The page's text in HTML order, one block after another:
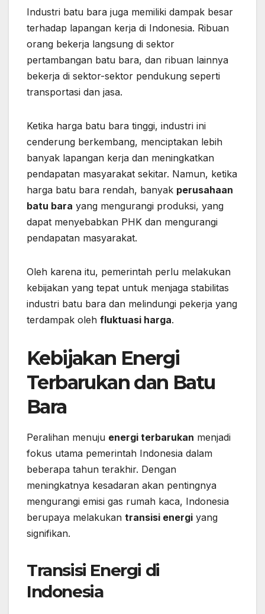
Industri batu bara juga memiliki dampak besar
terhadap lapangan kerja di Indonesia. Ribuan
orang bekerja langsung di sektor
pertambangan batu bara, dan ribuan lainnya
bekerja di sektor-sektor pendukung seperti
transportasi dan jasa.
Ketika harga batu bara tinggi, industri ini
cenderung berkembang, menciptakan lebih
banyak lapangan kerja dan meningkatkan
pendapatan masyarakat sekitar. Namun, ketika
harga batu bara rendah, banyak perusahaan
batu bara yang mengurangi produksi, yang
dapat menyebabkan PHK dan mengurangi
pendapatan masyarakat.
Oleh karena itu, pemerintah perlu melakukan
kebijakan yang tepat untuk menjaga stabilitas
industri batu bara dan melindungi pekerja yang
terdampak oleh fluktuasi harga.
Kebijakan Energi
Terbarukan dan Batu
Bara
Peralihan menuju energi terbarukan menjadi
fokus utama pemerintah Indonesia dalam
beberapa tahun terakhir. Dengan
meningkatnya kesadaran akan pentingnya
mengurangi emisi gas rumah kaca, Indonesia
berupaya melakukan transisi energi yang
signifikan.
Transisi Energi di
Indonesia